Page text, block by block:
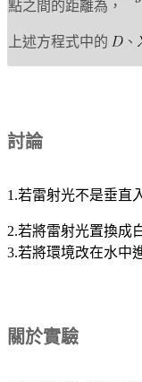
點之間的距離為，
上述方程式中的 、
討論
1.若雷射光不是垂直
2.若將雷射光置換成
3.若將環境改在水中
關於實驗